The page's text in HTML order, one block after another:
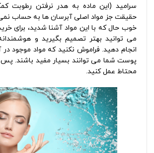
سرامید (این ماده به هدر نرفتن رطوبت
حقیقت جز مواد اصلی آبرسان ها به حساب
خوب حال که با این مواد آشنا شدید، برای
می توانید بهتر تصمیم بگیرید و
انجام دهید. فراموش نکنید که مواد موجود در
پوست شما می توانند بسیار مفید باشند.
محتاط عمل کنید.